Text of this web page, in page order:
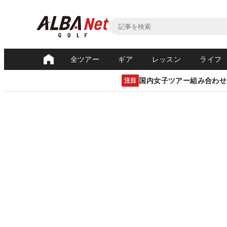
全ツアー ギア レッスン ライフ
注目 国内女子ツアー組み合わせ